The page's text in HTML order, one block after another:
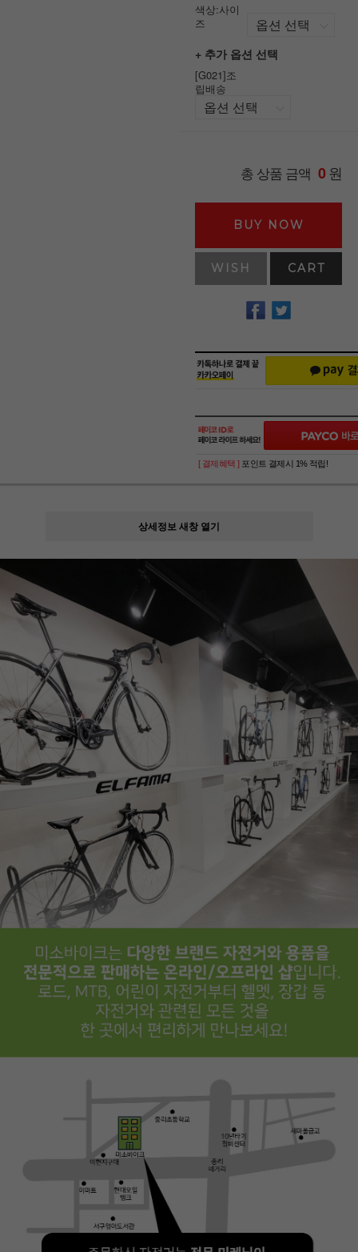
색상:사이
즈
+ 추가 옵션 선택
[G021]조
립배송
총 상품 금액 0원
BUY NOW
WISH CART
페이코 ID로
[ 결제혜택 ] 포인트 결제시 1% 적립!
상세정보 새창 열기